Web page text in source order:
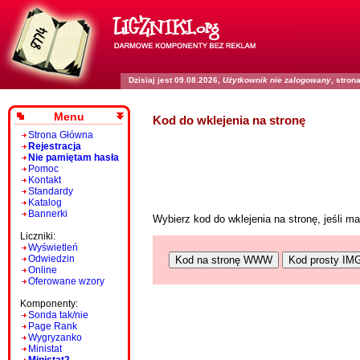
Dzisiaj jest 09.08.2026, Użytkownik nie zalogowany ,
Menu
Strona Główna
Rejestracja
Nie pamiętam hasła
Pomoc
Kontakt
Standardy
Katalog
Bannerki
Liczniki:
Wyświetleń
Odwiedzin
Online
Oferowane wzory
Komponenty:
Sonda tak/nie
Page Rank
Wygryzanko
Ministat
Kod do wklejenia na stronę
Wybierz kod do wklejenia na stronę, jeśli
Kod na stronę WWW Kod prosty